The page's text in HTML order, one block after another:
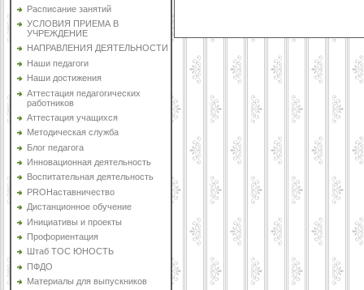
Расписание занятий
УСЛОВИЯ ПРИЕМА В
УЧРЕЖДЕНИЕ
НАПРАВЛЕНИЯ ДЕЯТЕЛЬНОСТИ
Наши педагоги
Наши достижения
Аттестация педагогических
работников
Аттестация учащихся
Методическая служба
Блог педагога
Инновационная деятельность
Воспитательная деятельность
PROНаставничество
Дистанционное обучение
Инициативы и проекты
Профориентация
Штаб ТОС ЮНОСТЬ
ПФДО
Материалы для выпускников